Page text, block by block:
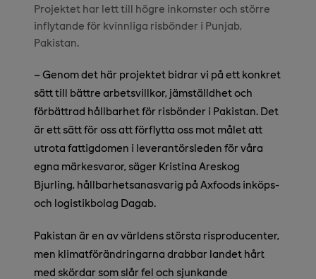
Projektet har lett till högre inkomster och större
inflytande för kvinnliga risbönder i Punjab,
Pakistan.
– Genom det här projektet bidrar vi på ett konkret
sätt till bättre arbetsvillkor, jämställdhet och
förbättrad hållbarhet för risbönder i Pakistan. Det
är ett sätt för oss att förflytta oss mot målet att
utrota fattigdomen i leverantörsleden för våra
egna märkesvaror, säger Kristina Areskog
Bjurling, hållbarhetsanasvarig på Axfoods inköps-
och logistikbolag Dagab.
Pakistan är en av världens största risproducenter,
men klimatförändringarna drabbar landet hårt
med skördar som slår fel och sjunkande